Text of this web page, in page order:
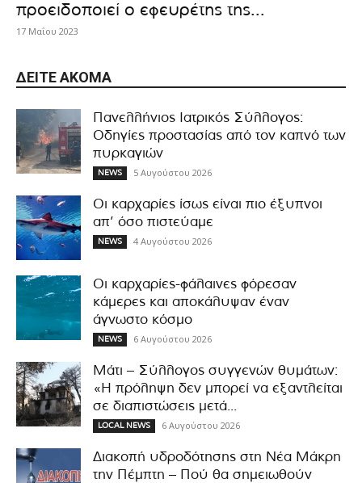
προειδοποιεί ο εφευρέτης της...
17 Μαΐου 2023
ΔΕΊΤΕ ΑΚΌΜΑ
Πανελλήνιος Ιατρικός Σύλλογος:
Οδηγίες προστασίας από τον καπνό των
πυρκαγιών
NEWS 5 Αυγούστου 2026
Οι καρχαρίες ίσως είναι πιο έξυπνοι
απ’ όσο πιστεύαμε
NEWS 4 Αυγούστου 2026
Οι καρχαρίες-φάλαινες φόρεσαν
κάμερες και αποκάλυψαν έναν
άγνωστο κόσμο
NEWS 6 Αυγούστου 2026
Μάτι – Σύλλογος συγγενών θυμάτων:
«Η πρόληψη δεν μπορεί να εξαντλείται
σε διαπιστώσεις μετά...
LOCAL NEWS 6 Αυγούστου 2026
Διακοπή υδροδότησης στη Νέα Μάκρη
την Πέμπτη – Πού θα σημειωθούν